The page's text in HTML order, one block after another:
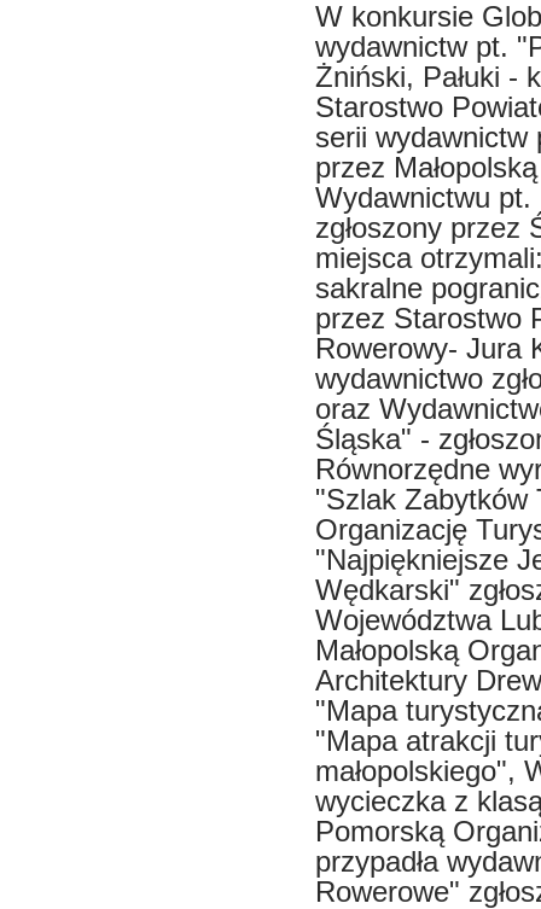
W konkursie
wydawnictw pt.
Żniński, Pałuki -
Starostwo
serii wydawnictw
przez
Wydawnictwu
zgłoszony przez
miejsca
sakralne
przez Starostwo
Rowerowy- Jura
wydawnictwo
oraz
Śląska" -
Równorzędne
"Szlak Zabytków
Organizację
"Najpiękniejsze
Wędkarski"
Województwa
Małopolską
Architektury
"Mapa
"Mapa atrakcji
małopolskiego",
wycieczka z
Pomorską
przypadła
Rowerowe"